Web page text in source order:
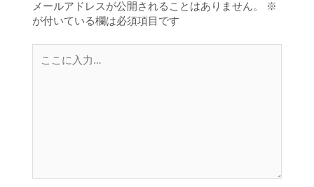
メールアドレスが公開されることはありません。
※
が付いている欄は必須項目です